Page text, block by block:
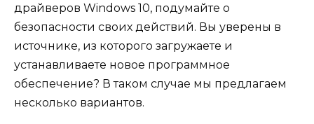
драйверов Windows 10, подумайте о
безопасности своих действий. Вы уверены в
источнике, из которого загружаете и
устанавливаете новое программное
обеспечение? В таком случае мы предлагаем
несколько вариантов.